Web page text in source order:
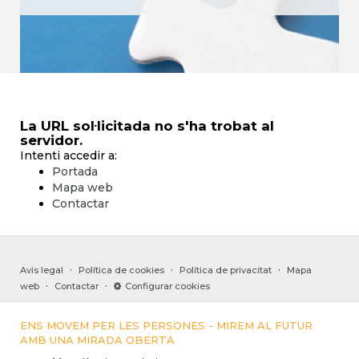
La URL sol·licitada no s'ha trobat al
servidor.
Intenti accedir a:
Portada
Mapa web
Contactar
Avís legal · Política de cookies · Política de privacitat ·
Mapa
web
· Contactar · Configurar cookies
ENS MOVEM PER LES PERSONES - MIREM AL FUTUR
AMB UNA MIRADA OBERTA